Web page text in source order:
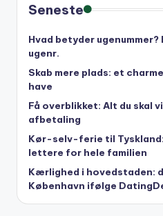
Seneste
Hvad betyder
ugenr.
Skab mere plads: et
have
Få overblikket: Alt du skal
afbetaling
Kør-selv-ferie til
lettere for hele familien
Kærlighed i hovedstaden:
København ifølge